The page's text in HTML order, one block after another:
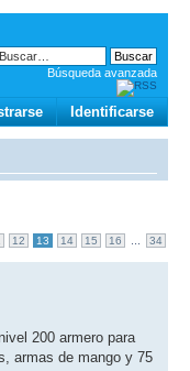
Búsqueda avanzada
Identificarse
12 13 14 15 16 34
200 armero para
armas de mango y 75